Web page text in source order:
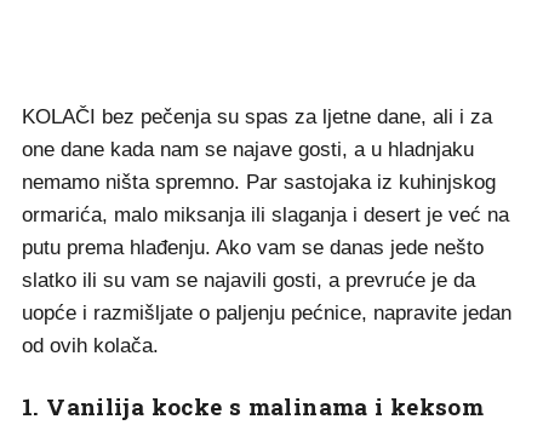
KOLAČI bez pečenja su spas za ljetne dane, ali i za
one dane kada nam se najave gosti, a u hladnjaku
nemamo ništa spremno. Par sastojaka iz kuhinjskog
ormarića, malo miksanja ili slaganja i desert je već na
putu prema hlađenju. Ako vam se danas jede nešto
slatko ili su vam se najavili gosti, a prevruće je da
uopće i razmišljate o paljenju pećnice, napravite jedan
od ovih kolača.
1. Vanilija kocke s malinama i keksom